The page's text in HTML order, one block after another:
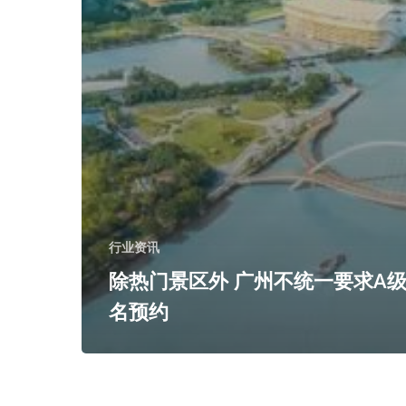
行业资讯
除热门景区外 广州不统一要求A
名预约